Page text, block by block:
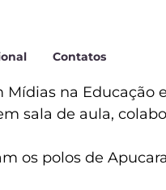
Contatos
na Educação
sala de aula,
os polos de